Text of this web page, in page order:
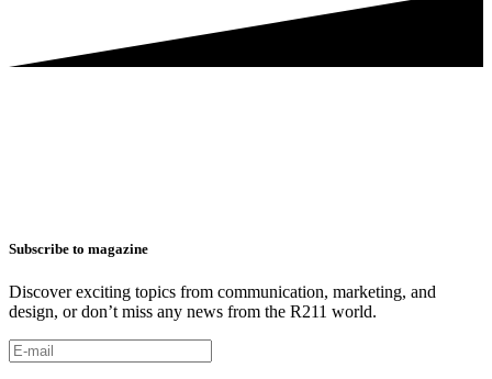
Subscribe to magazine
Discover exciting topics from communication, marketing, and
design, or don’t miss any news from the R211 world.